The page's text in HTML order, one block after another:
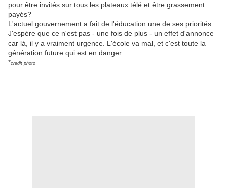
pour être invités sur tous les plateaux télé et être grassement
payés?
L'actuel gouvernement a fait de l'éducation une de ses priorités.
J'espère que ce n'est pas - une fois de plus - un effet d'annonce
car là, il y a vraiment urgence. L'école va mal, et c'est toute la
génération future qui est en danger.
*credit photo